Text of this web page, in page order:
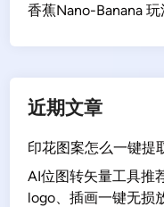
香蕉Nano-Banana 玩
近期文章
印花图案怎么一键提
AI位图转矢量工具推
logo、插画一键无损